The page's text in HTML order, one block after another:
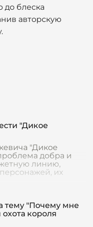
до блеска
авторскую
"Дикое
"Дикое
добра и
линию,
их
тему "Почему мне
короля